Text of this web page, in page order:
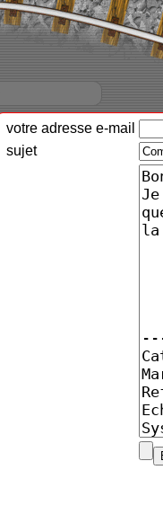
votre adresse e-mail
sujet